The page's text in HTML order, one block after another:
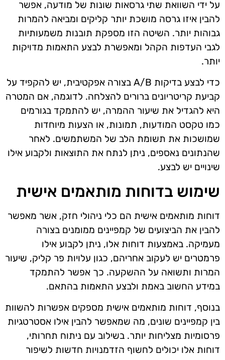
על ידי השוואת שתי גרסאות שונות של מודעה, אפשר
להבין איזו גרסה מושכת יותר קליקים ומביאה להמרות
גבוהות יותר. השיטה הזו מספקת תובנות משמעותיות
לגבי העדפות הקהל ומאפשרת לבצע התאמות מדויקות
יותר.
כדי לבצע בדיקות A/B בצורה אפקטיבית, יש להקפיד על
קביעת קריטריונים ברורים להצלחה. לדוגמה, אם המטרה
היא להגדיל את שיעור ההמרה, יש להתמקד בגורמים
כמו טקסט המודעות, תמונות, או הצעות מיוחדות
שמושכות את תשומת הלב של המשתמשים. לאחר
שהנתונים נאספים, ניתן לנתח את התוצאות ולקבוע אילו
שינויים יש לבצע.
שימוש בדוחות מותאמים אישית
דוחות מותאמים אישית הם כלי ניהולי חזק, אשר מאפשר
להבין את הביצועים של קמפיינים ממומנים בצורה
מעמיקה. באמצעות דוחות אלו, ניתן לקבוע אילו
פרמטרים יש לעקוב אחריהם, כגון עלויות פר קליק, שיעור
המרות ותשואה על ההשקעה. כך אפשר להתמקד
במידע החשוב באמת ולבצע התאמות בהתאם.
בנוסף, דוחות מותאמים אישית מספקים אפשרות להשוות
בין קמפיינים שונים, מה שמאפשר להבין אילו אסטרטגיות
פרסומיות מצליחות יותר. בשילוב עם ניתוח תחרותי,
דוחות אלו יכולים לחשוף הזדמנויות חדשות לשיפור